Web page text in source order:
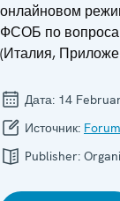
онлайновом
ФСОБ по
(Италия,
Дата: 14
Источник:
Publisher: